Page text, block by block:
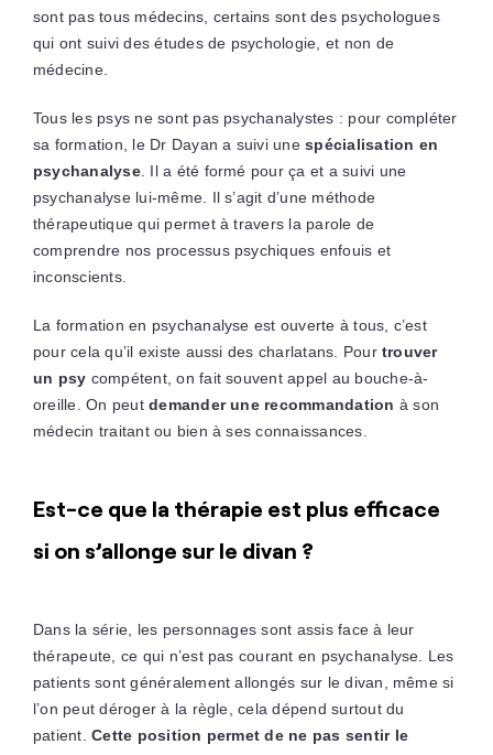
sont pas tous médecins, certains sont des psychologues
qui ont suivi des études de psychologie, et non de
médecine.
Tous les psys ne sont pas psychanalystes : pour compléter
sa formation, le Dr Dayan a suivi unespécialisation en
psychanalyse. Il a été formé pour ça et a suivi une
psychanalyse lui-même. Il s’agit d’une méthode
thérapeutique qui permet à travers la parole de
comprendre nos processus psychiques enfouis et
inconscients.
La formation en psychanalyse est ouverte à tous, c’est
pour cela qu’il existe aussi des charlatans. Pourtrouver
un psy compétent, on fait souvent appel au bouche-à-
oreille. On peutdemander une recommandation à son
médecin traitant ou bien à ses connaissances.
Est-ce que la thérapie est plus efficace
si on s’allonge sur le divan ?
Dans la série, les personnages sont assis face à leur
thérapeute, ce qui n’est pas courant en psychanalyse. Les
patients sont généralement allongés sur le divan, même si
l’on peut déroger à la règle, cela dépend surtout du
patient.Cette position permet de ne pas sentir le